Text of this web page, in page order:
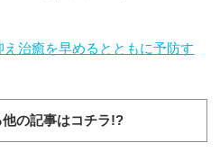
え治癒を早めるとともに予防す
他の記事はコチラ!?